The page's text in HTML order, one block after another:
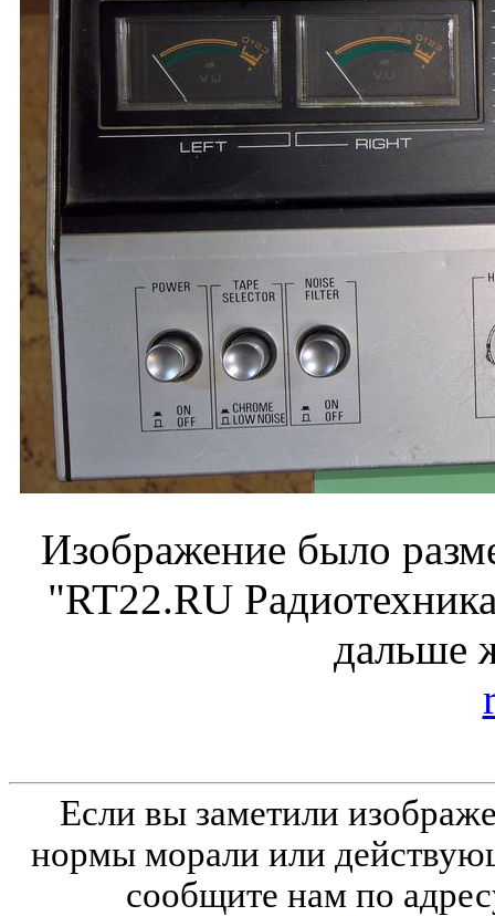
Изображение было
"RT22.RU
дальше
Если вы заметили
нормы морали или
сообщите нам по